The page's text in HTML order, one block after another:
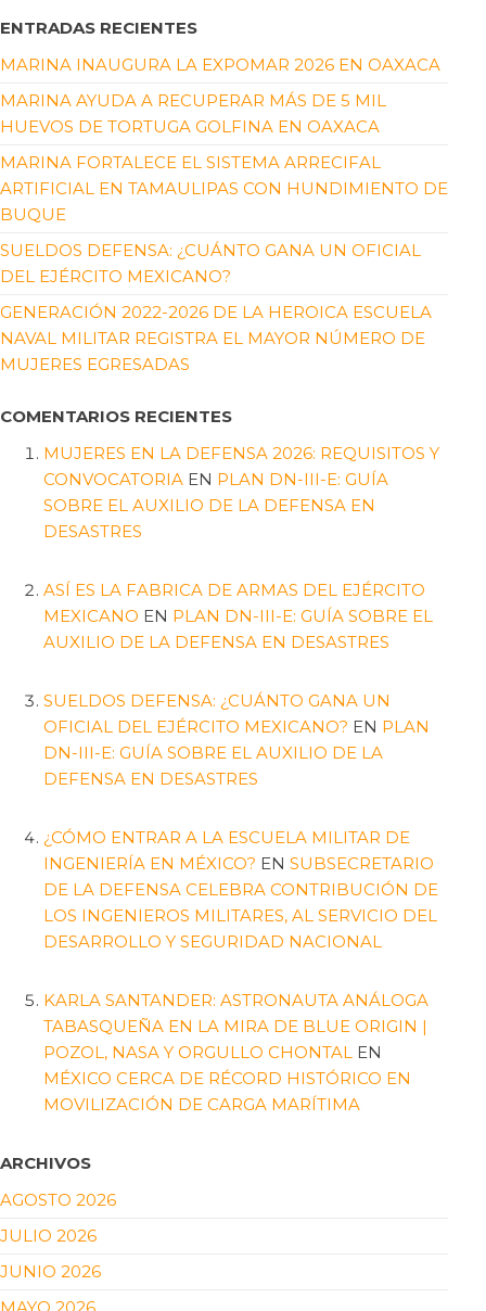
ENTRADAS RECIENTES
MARINA INAUGURA LA EXPOMAR 2026 EN OAXACA
MARINA AYUDA A RECUPERAR MÁS DE 5 MIL
HUEVOS DE TORTUGA GOLFINA EN OAXACA
MARINA FORTALECE EL SISTEMA ARRECIFAL
ARTIFICIAL EN TAMAULIPAS CON HUNDIMIENTO DE
BUQUE
SUELDOS DEFENSA: ¿CUÁNTO GANA UN OFICIAL
DEL EJÉRCITO MEXICANO?
GENERACIÓN 2022-2026 DE LA HEROICA ESCUELA
NAVAL MILITAR REGISTRA EL MAYOR NÚMERO DE
MUJERES EGRESADAS
COMENTARIOS RECIENTES
MUJERES EN LA DEFENSA 2026: REQUISITOS Y
CONVOCATORIA EN PLAN DN-III-E: GUÍA
SOBRE EL AUXILIO DE LA DEFENSA EN
DESASTRES
ASÍ ES LA FABRICA DE ARMAS DEL EJÉRCITO
MEXICANO EN PLAN DN-III-E: GUÍA SOBRE EL
AUXILIO DE LA DEFENSA EN DESASTRES
SUELDOS DEFENSA: ¿CUÁNTO GANA UN
OFICIAL DEL EJÉRCITO MEXICANO? EN PLAN
DN-III-E: GUÍA SOBRE EL AUXILIO DE LA
DEFENSA EN DESASTRES
¿CÓMO ENTRAR A LA ESCUELA MILITAR DE
INGENIERÍA EN MÉXICO? EN SUBSECRETARIO
DE LA DEFENSA CELEBRA CONTRIBUCIÓN DE
LOS INGENIEROS MILITARES, AL SERVICIO DEL
DESARROLLO Y SEGURIDAD NACIONAL
KARLA SANTANDER: ASTRONAUTA ANÁLOGA
TABASQUEÑA EN LA MIRA DE BLUE ORIGIN |
POZOL, NASA Y ORGULLO CHONTAL EN
MÉXICO CERCA DE RÉCORD HISTÓRICO EN
MOVILIZACIÓN DE CARGA MARÍTIMA
ARCHIVOS
AGOSTO 2026
JULIO 2026
JUNIO 2026